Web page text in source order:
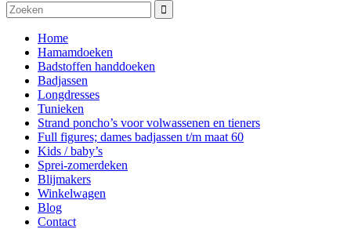
Home
Hamamdoeken
Badstoffen handdoeken
Badjassen
Longdresses
Tunieken
Strand poncho’s voor volwassenen en tieners
Full figures; dames badjassen t/m maat 60
Kids / baby’s
Sprei-zomerdeken
Blijmakers
Winkelwagen
Blog
Contact